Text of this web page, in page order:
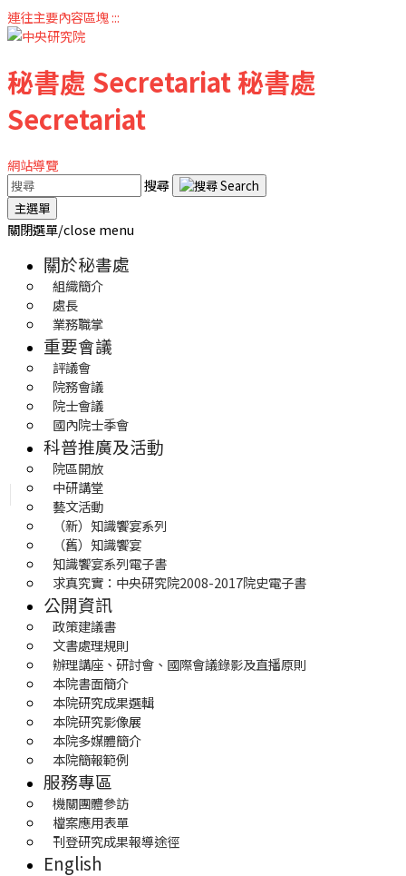
連往主要內容區塊:::
秘書處 Secretariat秘書處
Secretariat
網站導覽
搜尋
主選單
關閉選單/close menu
關於秘書處
組織簡介
處長
業務職掌
重要會議
評議會
院務會議
院士會議
國內院士季會
科普推廣及活動
院區開放
中研講堂
藝文活動
（新）知識饗宴系列
（舊）知識饗宴
知識饗宴系列電子書
求真究實：中央研究院2008-2017院史電子書
公開資訊
政策建議書
文書處理規則
辦理講座、研討會、國際會議錄影及直播原則
本院書面簡介
本院研究成果選輯
本院研究影像展
本院多媒體簡介
本院簡報範例
服務專區
機關團體參訪
檔案應用表單
刊登研究成果報導途徑
English